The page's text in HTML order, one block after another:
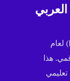
فخورون بحصولنا على جائزة الإسكوا (ESCWA) لعام
هذا